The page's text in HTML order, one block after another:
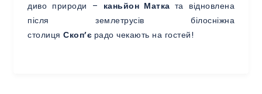
диво природи – каньйон Матка та відновлена
після землетрусів білосніжна
столиця Скоп’є радо чекають на гостей!